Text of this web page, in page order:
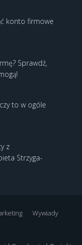
konto firmowe
Sprawdź,
to w ogóle
z
Strzyga-
Wywiady